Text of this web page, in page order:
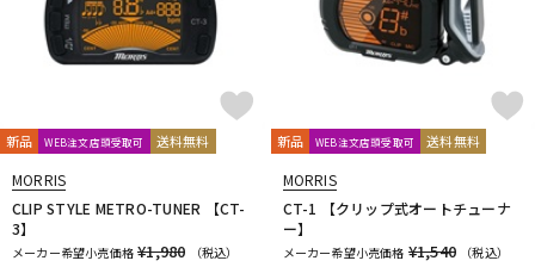
新品 WEB注文店頭受取可 送料無料
MORRIS
CLIP STYLE METRO-TUNER 【CT-
3】
メーカー希望小売価格 ¥1,980
（税込）
新品 WEB注文店頭受取可 送料無料
MORRIS
CT-1 【クリップ式オートチューナ
ー】
メーカー希望小売価格 ¥1,540
（税込）